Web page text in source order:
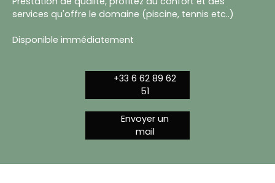
services qu'offre le domaine (piscine, tennis etc..)
Disponible immédiatement
+33 6 62 89 62
51
Envoyer un
mail